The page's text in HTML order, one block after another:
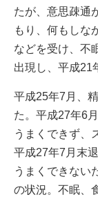
たが、意思疎通
もり、何もしな
などを受け、不
出現し、平成21
平成25年7月、
た。平成27年6
うまくできず、
平成27年7月末
うまくできない
の状況。不眠、